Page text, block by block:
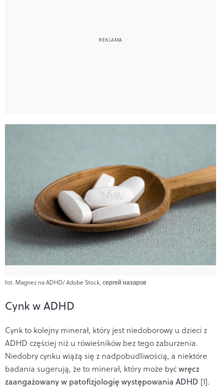
fot. Magnez na ADHD/ Adobe Stock, сергей назаров
Cynk w ADHD
Cynk to kolejny minerał, który jest niedoborowy u dzieci z
ADHD częściej niż u rówieśników bez tego zaburzenia.
Niedobry cynku wiążą się z nadpobudliwością, a niektóre
badania sugerują, że to minerał, który może byćwręcz
zaangażowany w patofizjologię występowania ADHD [1].